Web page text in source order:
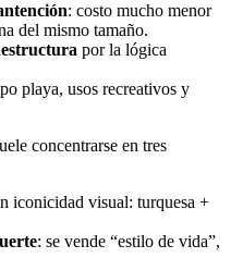
: costo mucho menor
del mismo tamaño.
por la lógica
playa, usos recreativos y
concentrarse en tres
iconicidad visual: turquesa +
: se vende “estilo de vida”,